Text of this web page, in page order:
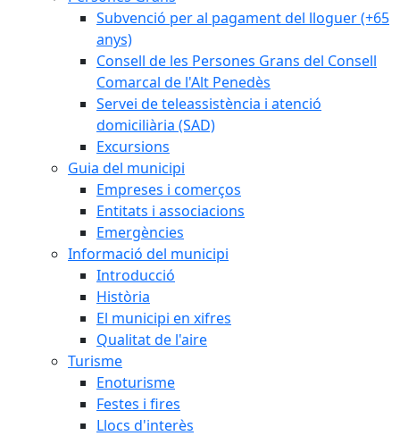
Subvenció per al pagament del lloguer (+65
anys)
Consell de les Persones Grans del Consell
Comarcal de l'Alt Penedès
Servei de teleassistència i atenció
domiciliària (SAD)
Excursions
Guia del municipi
Empreses i comerços
Entitats i associacions
Emergències
Informació del municipi
Introducció
Història
El municipi en xifres
Qualitat de l'aire
Turisme
Enoturisme
Festes i fires
Llocs d'interès